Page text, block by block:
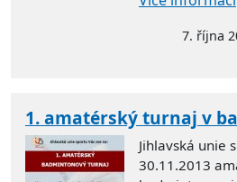
7. října
1. amatérský turnaj v
Jihlavská unie
30.11.2013